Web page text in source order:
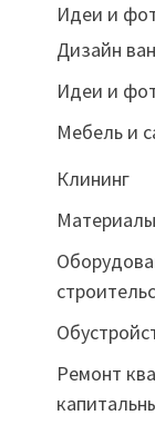
Идеи и
Дизайн
Идеи и
Мебель и
Клининг
Ремонт